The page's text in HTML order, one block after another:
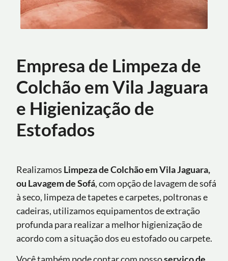
Empresa de Limpeza de
Colchão em Vila Jaguara
e Higienização de
Estofados
Realizamos Limpeza de Colchão em Vila Jaguara,
ou Lavagem de Sofá, com opção de lavagem de sofá
à seco, limpeza de tapetes e carpetes, poltronas e
cadeiras, utilizamos equipamentos de extração
profunda para realizar a melhor higienização de
acordo com a situação dos eu estofado ou carpete.